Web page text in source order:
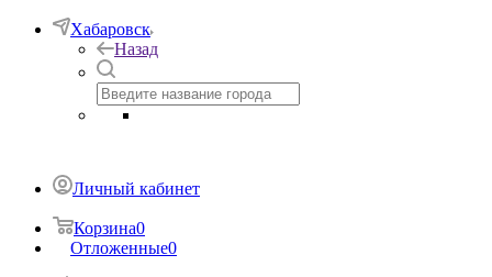
Хабаровск
Назад
Личный кабинет
Корзина0
Отложенные0